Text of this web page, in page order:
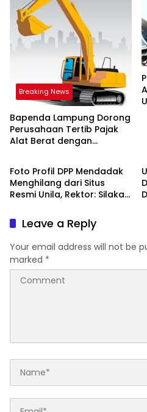
Breaking News
Bapenda Lampung Dorong
Perusahaan Tertib Pajak
Alat Berat dengan
Breaking News
Foto Profil DPP Mendadak
Menghilang dari Situs
Resmi Unila, Rektor: Silakan
Leave a Reply
Your email address will not be
marked *